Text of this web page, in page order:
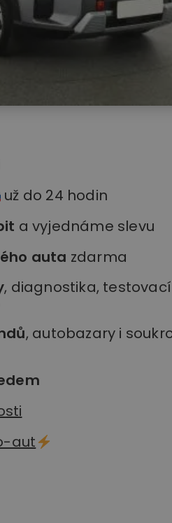
už do 24 hodin
a vyjednáme slevu
auta zdarma
, diagnostika,
, autobazary i
aut